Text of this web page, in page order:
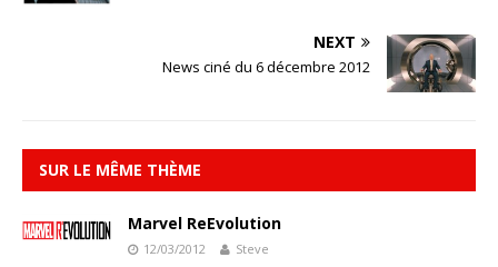
NEXT
News ciné du 6 décembre 2012
SUR LE MÊME THÈME
Marvel ReEvolution
12/03/2012 Steve